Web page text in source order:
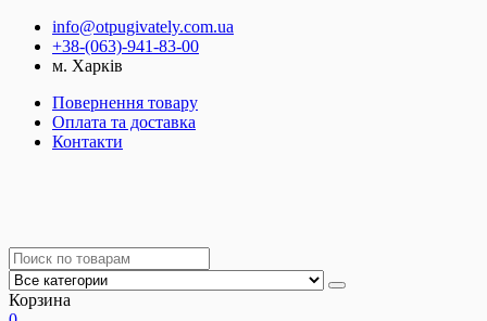
info@otpugivately.com.ua
+38-(063)-941-83-00
м. Харків
Повернення товару
Оплата та доставка
Контакти
Корзина